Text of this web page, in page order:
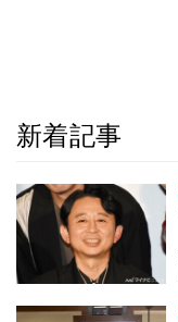
新着記事